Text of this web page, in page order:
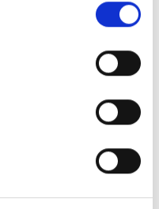
aluminium, blank,
smal, Type 9012